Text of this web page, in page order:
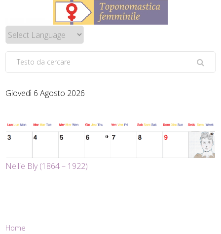
Giovedì 6 Agosto 2026
Nellie Bly (1864 – 1922)
Home